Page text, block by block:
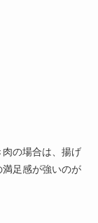
の場合は、揚げ
足感が強いのが